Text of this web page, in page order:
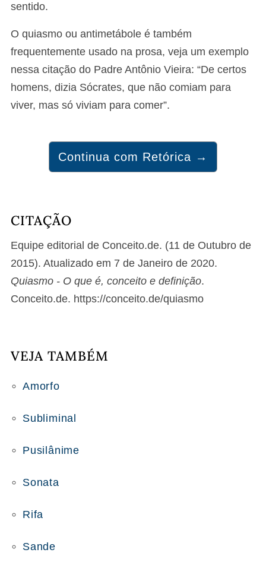
sentido.
O quiasmo ou antimetábole é também
frequentemente usado na prosa, veja um exemplo
nessa citação do Padre Antônio Vieira: “De certos
homens, dizia Sócrates, que não comiam para
viver, mas só viviam para comer”.
Continua com Retórica →
CITAÇÃO
Equipe editorial de Conceito.de. (11 de Outubro de
2015). Atualizado em 7 de Janeiro de 2020.
Quiasmo - O que é, conceito e definição.
Conceito.de. https://conceito.de/quiasmo
VEJA TAMBÉM
Amorfo
Subliminal
Pusilânime
Sonata
Rifa
Sande